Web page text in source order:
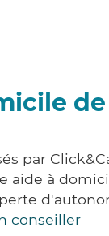
par
aide à
conseiller